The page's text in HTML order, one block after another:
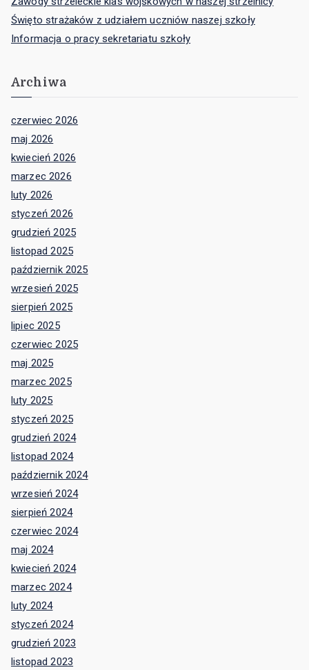
Święto strażaków z udziałem uczniów naszej szkoły
Informacja o pracy sekretariatu szkoły
Archiwa
czerwiec 2026
maj 2026
kwiecień 2026
marzec 2026
luty 2026
styczeń 2026
grudzień 2025
listopad 2025
październik 2025
wrzesień 2025
sierpień 2025
lipiec 2025
czerwiec 2025
maj 2025
marzec 2025
luty 2025
styczeń 2025
grudzień 2024
listopad 2024
październik 2024
wrzesień 2024
sierpień 2024
czerwiec 2024
maj 2024
kwiecień 2024
marzec 2024
luty 2024
styczeń 2024
grudzień 2023
listopad 2023